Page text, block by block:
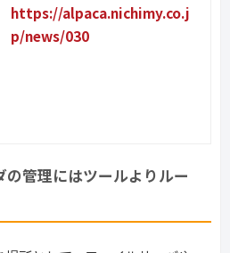
https://alpaca.nichimy.co.j
p/news/030
管理にはツールよりルー